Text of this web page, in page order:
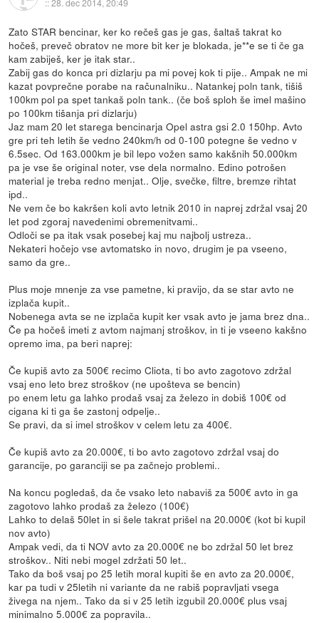
Zato STAR bencinar, ker ko rečeš gas je gas, šaltaš takrat ko
hočeš, preveč obratov ne more bit ker je blokada, je**e se ti če ga
kam zabiješ, ker je itak star..
Zabij gas do konca pri dizlarju pa mi povej kok ti pije.. Ampak ne mi
kazat povprečne porabe na računalniku.. Natankej poln tank, tišiš
100km pol pa spet tankaš poln tank.. (če boš sploh še imel mašino
po 100km tišanja pri dizlarju)
Jaz mam 20 let starega bencinarja Opel astra gsi 2.0 150hp. Avto
gre pri teh letih še vedno 240km/h od 0-100 potegne še vedno v
6.5sec. Od 163.000km je bil lepo vožen samo kakšnih 50.000km
pa je vse še original noter, vse dela normalno. Edino potrošen
material je treba redno menjat.. Olje, svečke, filtre, bremze rihtat
ipd..
Ne vem če bo kakršen koli avto letnik 2010 in naprej zdržal vsaj 20
let pod zgoraj navedenimi obremenitvami..
Odloči se pa itak vsak posebej kaj mu najbolj ustreza..
Nekateri hočejo vse avtomatsko in novo, drugim je pa vseeno,
samo da gre..
Plus moje mnenje za vse pametne, ki pravijo, da se star avto ne
izplača kupit..
Nobenega avta se ne izplača kupit ker vsak avto je jama brez dna..
Če pa hočeš imeti z avtom najmanj stroškov, in ti je vseeno kakšno
opremo ima, pa beri naprej:
Če kupiš avto za 500€ recimo Cliota, ti bo avto zagotovo zdržal
vsaj eno leto brez stroškov (ne upošteva se bencin)
po enem letu ga lahko prodaš vsaj za železo in dobiš 100€ od
cigana ki ti ga še zastonj odpelje..
Se pravi, da si imel stroškov v celem letu za 400€.
Če kupiš avto za 20.000€, ti bo avto zagotovo zdržal vsaj do
garancije, po garanciji se pa začnejo problemi..
Na koncu pogledaš, da če vsako leto nabaviš za 500€ avto in ga
zagotovo lahko prodaš za železo (100€)
Lahko to delaš 50let in si šele takrat prišel na 20.000€ (kot bi kupil
nov avto)
Ampak vedi, da ti NOV avto za 20.000€ ne bo zdržal 50 let brez
stroškov.. Niti nebi mogel zdržati 50 let..
Tako da boš vsaj po 25 letih moral kupiti še en avto za 20.000€,
kar pa tudi v 25letih ni variante da ne rabiš popravljati vsega
živega na njem.. Tako da si v 25 letih izgubil 20.000€ plus vsaj
minimalno 5.000€ za popravila..